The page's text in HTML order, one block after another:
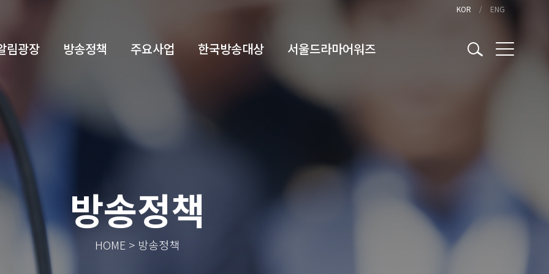
KOR ENG
림광장 방송정책 주요사업 한국방송대상 서울드라마어워즈
방송정책
HOME > 방송정책